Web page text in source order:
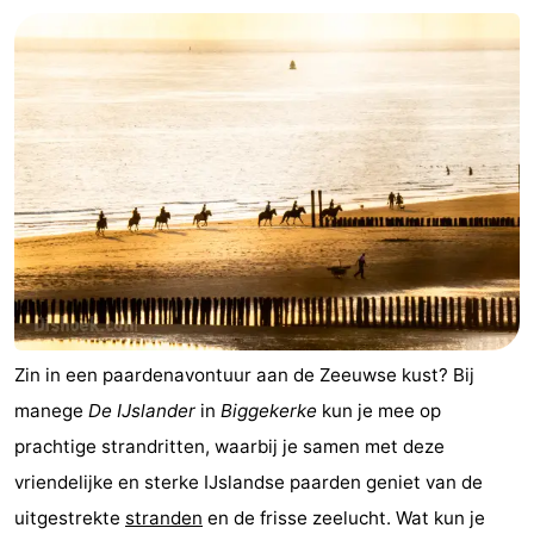
Uitkijkpunten
-
Speeltuinen
Binnenspeeltuinen
Bowlen
Wellness
centra
Dorpen
&
Steden
Natuur
Rondleidingen
Sporten
-
Zin in een paardenavontuur aan de Zeeuwse kust? Bij
manege De IJslander in Biggekerke kun je mee op
prachtige strandritten, waarbij je samen met deze
vriendelijke en sterke IJslandse paarden geniet van de
uitgestrekte stranden en de frisse zeelucht. Wat kun je